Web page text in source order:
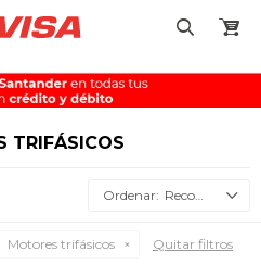
TRIFÁSICOS
Recomendados
Motores trifásicos Quitar filtros